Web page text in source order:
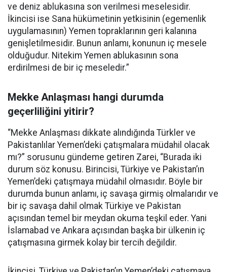
ve deniz ablukasına son verilmesi meselesidir.
İkincisi ise Sana hükümetinin yetkisinin (egemenlik
uygulamasının) Yemen topraklarının geri kalanına
genişletilmesidir. Bunun anlamı, konunun iç mesele
olduğudur. Nitekim Yemen ablukasının sona
erdirilmesi de bir iç meseledir.”
Mekke Anlaşması hangi durumda
geçerliliğini yitirir?
“Mekke Anlaşması dikkate alındığında Türkler ve
Pakistanlılar Yemen’deki çatışmalara müdahil olacak
mı?” sorusunu gündeme getiren Zarei, “Burada iki
durum söz konusu. Birincisi, Türkiye ve Pakistan’ın
Yemen’deki çatışmaya müdahil olmasıdır. Böyle bir
durumda bunun anlamı, iç savaşa girmiş olmalarıdır ve
bir iç savaşa dahil olmak Türkiye ve Pakistan
açısından temel bir meydan okuma teşkil eder. Yani
İslamabad ve Ankara açısından başka bir ülkenin iç
çatışmasına girmek kolay bir tercih değildir.